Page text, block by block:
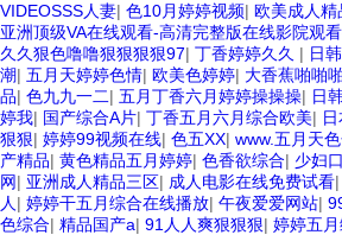
VIDEOSSS人妻| 色10月婷婷视频| 欧美成人精
亚洲顶级VA在线观看-高清完整版在线影院观
久久狠色噜噜狠狠狠狠97| 丁香婷婷久久 | 日
潮| 五月天婷婷色情| 欧美色婷婷| 大香蕉啪啪
品| 色九九一二| 五月丁香六月婷婷操操操| 日
婷我| 国产综合A片| 丁香五月六月综合欧美|
狠狠| 婷婷99视频在线| 色五XX| www.五月天
产精品| 黄色精品五月婷婷| 色香欲综合| 少妇
网| 亚洲成人精品三区| 成人电影在线免费试看|
人 | 婷婷干五月综合在线播放| 午夜爱爱网站|
色综合| 精品国产a| 91人人爽狠狠狠| 婷婷五